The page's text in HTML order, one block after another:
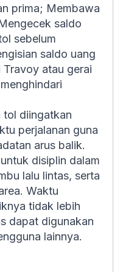
prima; Membawa
saldo
sebelum
saldo uang
atau gerai
tol diingatkan
perjalanan guna
arus balik.
disiplin dalam
lalu lintas, serta
Waktu
tidak lebih
dapat digunakan
lainnya.